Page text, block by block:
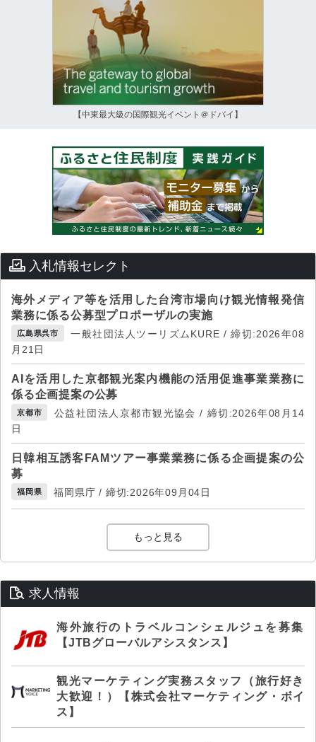
【中東最大級の国際観光イベント＠ドバイ】
入札情報セレクト
海外メディア等を活用した台湾市場向け観光情報発信
業務に係る公募型プロポーザルの実施
広島県呉市
一般社団法人ツーリズムKURE / 締切:2026年08
月21日
AIを活用した京都観光案内機能の活用促進事業業務に
係る企画提案の公募
京都市
公益社団法人京都市観光協会 / 締切:2026年08月14
日
日韓相互誘客FAMツアー事業業務に係る企画提案の公
募
福岡県 福岡県庁 / 締切:2026年09月04日
もっと見る
求人情報
海外旅行のトラベルコンシェルジュを募集
【JTBグローバルアシスタンス】
観光マーケティング実務スタッフ（旅行好き
大歓迎！）【株式会社マーケティング・ボイ
ス】